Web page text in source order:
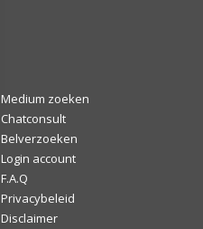
Medium zoeken
Chatconsult
Belverzoeken
Login account
F.A.Q
Privacybeleid
Disclaimer